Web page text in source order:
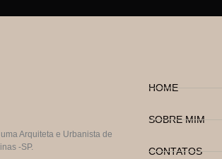
Arquiteta e Urbanista de
-SP.
HOME
SOBRE MIM
CONTATOS